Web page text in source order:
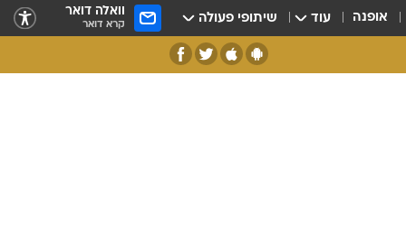
אופנה עוד שיתופי פעולה וואלה דואר
קרא דואר